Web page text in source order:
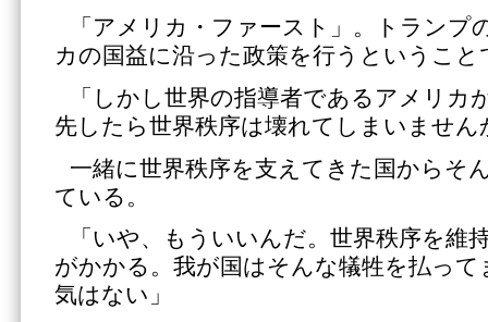
「アメリカ・ファースト」。トランプ
カの国益に沿った政策を行うということ
「しかし世界の指導者であるアメリカ
先したら世界秩序は壊れてしまいません
一緒に世界秩序を支えてきた国からそ
ている。
「いや、もういいんだ。世界秩序を維
がかかる。我が国はそんな犠牲を払っ
気はない」